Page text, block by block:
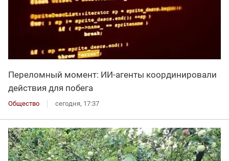
Переломный момент: ИИ-агенты координировали
действия для побега
Общество сегодня, 17:37